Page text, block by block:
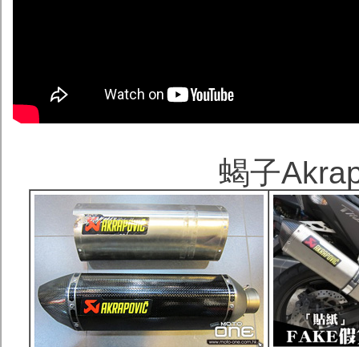
蝎子